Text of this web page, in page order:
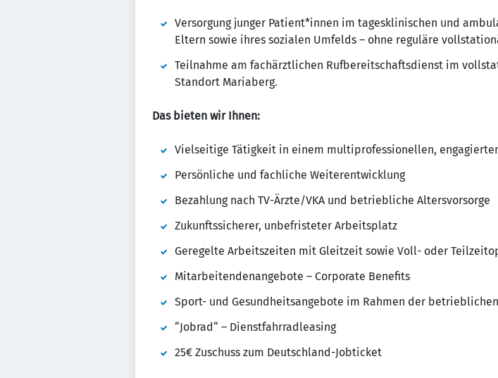
Versorgung junger Patient*innen im tagesklinischen und
Eltern sowie ihres sozialen Umfelds – ohne reguläre
Teilnahme am fachärztlichen Rufbereitschaftsdienst im
Standort Mariaberg.
Das bieten wir Ihnen:
Vielseitige Tätigkeit in einem multiprofessionellen,
Persönliche und fachliche Weiterentwicklung
Bezahlung nach TV-Ärzte/VKA und betriebliche Altersvorsorge
Zukunftssicherer, unbefristeter Arbeitsplatz
Geregelte Arbeitszeiten mit Gleitzeit sowie Voll- oder
Mitarbeitendenangebote – Corporate Benefits
Sport- und Gesundheitsangebote im Rahmen der
“Jobrad“ – Dienstfahrradleasing
25€ Zuschuss zum Deutschland-Jobticket